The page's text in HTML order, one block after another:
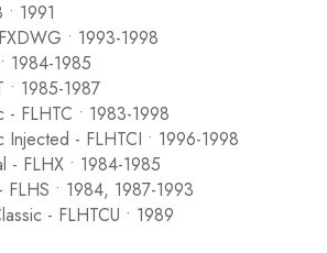
1991
• 1993-1998
1984-1985
• 1985-1987
- FLHTC • 1983-1998
Injected - FLHTCI • 1996-1998
- FLHX • 1984-1985
• 1984, 1987-1993
- FLHTCU • 1989